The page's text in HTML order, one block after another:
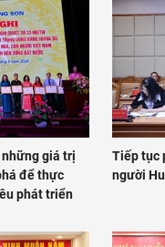
những giá trị
để thực
phát triển
Tiếp tục
người